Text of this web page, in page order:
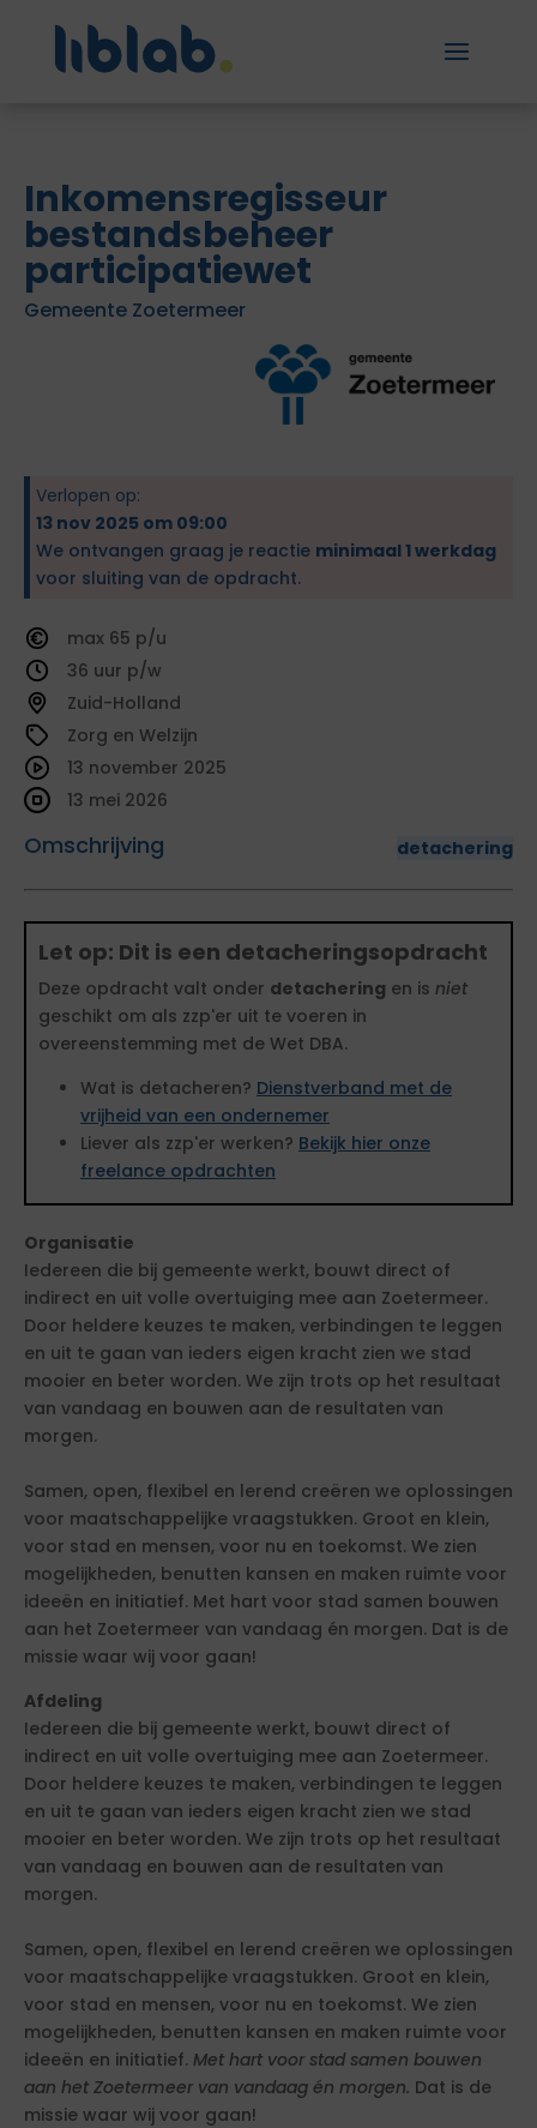
Inkomensregisseur
bestandsbeheer
participatiewet
Gemeente Zoetermeer
Verlopen op:
13 nov 2025 om 09:00
We ontvangen graag je reactie minimaal 1 werkdag
voor sluiting van de opdracht.
65
36
Zuid-Holland
Zorg en Welzijn
Omschrijving detachering
13 november 2025
13 mei 2026
Let op: Dit is een detacheringsopdracht
Deze opdracht valt onder detachering en is niet
geschikt om als zzp'er uit te voeren in
overeenstemming met de Wet DBA.
Wat is detacheren? Dienstverband met de
vrijheid van een ondernemer
Liever als zzp'er werken? Bekijk hier onze
freelance opdrachten
Organisatie
Iedereen die bij gemeente werkt, bouwt direct of
indirect en uit volle overtuiging mee aan Zoetermeer.
Door heldere keuzes te maken, verbindingen te leggen
en uit te gaan van ieders eigen kracht zien we stad
mooier en beter worden. We zijn trots op het resultaat
van vandaag en bouwen aan de resultaten van
morgen.
Samen, open, flexibel en lerend creëren we oplossingen
voor maatschappelijke vraagstukken. Groot en klein,
voor stad en mensen, voor nu en toekomst. We zien
mogelijkheden, benutten kansen en maken ruimte voor
ideeën en initiatief. Met hart voor stad samen bouwen
aan het Zoetermeer van vandaag én morgen. Dat is de
missie waar wij voor gaan!
Afdeling
Iedereen die bij gemeente werkt, bouwt direct of
indirect en uit volle overtuiging mee aan Zoetermeer.
Door heldere keuzes te maken, verbindingen te leggen
en uit te gaan van ieders eigen kracht zien we stad
mooier en beter worden. We zijn trots op het resultaat
van vandaag en bouwen aan de resultaten van
morgen.
Samen, open, flexibel en lerend creëren we oplossingen
voor maatschappelijke vraagstukken. Groot en klein,
voor stad en mensen, voor nu en toekomst. We zien
mogelijkheden, benutten kansen en maken ruimte voor
ideeën en initiatief. Met hart voor stad samen bouwen
aan het Zoetermeer van vandaag én morgen. Dat is de
missie waar wij voor gaan!